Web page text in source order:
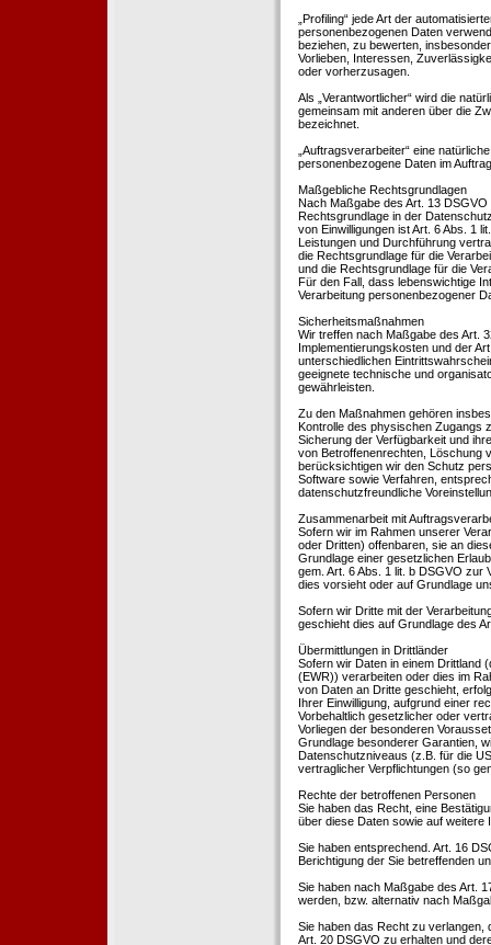
„Profiling“ jede Art der
personenbezogenen Daten
beziehen, zu bewerten,
Vorlieben, Interessen,
oder vorherzusagen.
Als „Verantwortlicher“ wird die
gemeinsam mit anderen über die
bezeichnet.
„Auftragsverarbeiter“ eine
personenbezogene Daten im
Maßgebliche Rechtsgrundlagen
Nach Maßgabe des Art. 13
Rechtsgrundlage in der
von Einwilligungen ist Art. 6 Abs. 1
Leistungen und Durchführung
die Rechtsgrundlage für die
und die Rechtsgrundlage für die
Für den Fall, dass lebenswichtige
Verarbeitung personenbezogener
Sicherheitsmaßnahmen
Wir treffen nach Maßgabe des Art.
Implementierungskosten und der
unterschiedlichen
geeignete technische und
gewährleisten.
Zu den Maßnahmen gehören
Kontrolle des physischen Zugangs
Sicherung der Verfügbarkeit und
von Betroffenenrechten, Löschung
berücksichtigen wir den Schutz
Software sowie Verfahren,
datenschutzfreundliche
Zusammenarbeit mit
Sofern wir im Rahmen unserer
oder Dritten) offenbaren, sie an
Grundlage einer gesetzlichen
gem. Art. 6 Abs. 1 lit. b DSGVO zur
dies vorsieht oder auf Grundlage
Sofern wir Dritte mit der
geschieht dies auf Grundlage des
Übermittlungen in Drittländer
Sofern wir Daten in einem Drittland
(EWR)) verarbeiten oder dies im
von Daten an Dritte geschieht,
Ihrer Einwilligung, aufgrund einer
Vorbehaltlich gesetzlicher oder
Vorliegen der besonderen
Grundlage besonderer Garantien,
Datenschutzniveaus (z.B. für die
vertraglicher Verpflichtungen (so
Rechte der betroffenen Personen
Sie haben das Recht, eine
über diese Daten sowie auf weitere
Sie haben entsprechend. Art. 16
Berichtigung der Sie betreffenden
Sie haben nach Maßgabe des Art.
werden, bzw. alternativ nach
Sie haben das Recht zu verlangen,
Art. 20 DSGVO zu erhalten und